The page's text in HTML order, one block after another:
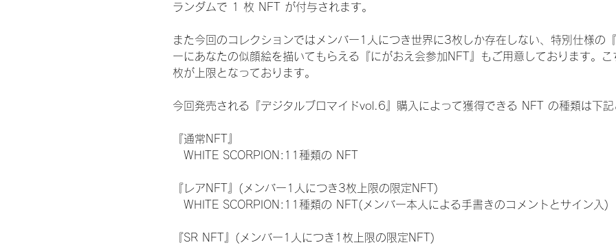
ランダムで 1 枚 NFT が付与されます。
また今回のコレクションではメンバー1人につき世界に3枚しか存在しない、特別仕様の
ーにあなたの似顔絵を描いてもらえる『にがおえ会参加NFT』もご用意しております。
枚が上限となっております。
今回発売される『デジタルブロマイドvol.6』購入によって獲得できる NFT の種類は下記
『通常NFT』
WHITE SCORPION:11種類の NFT
『レアNFT』(メンバー1人につき3枚上限の限定NFT)
WHITE SCORPION:11種類の NFT(メンバー本人による手書きのコメントとサイン入)
『SR NFT』(メンバー1人につき1枚上限の限定NFT)